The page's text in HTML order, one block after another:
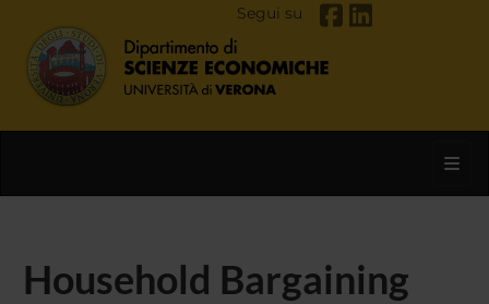
Segui su
Household Bargaining